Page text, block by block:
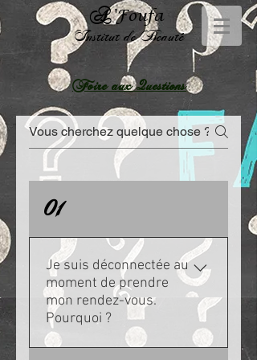
A'Foufa
Institut de Beauté
Foire aux Questions
01
Je suis déconnectée au
moment de prendre
mon rendez-vous.
Pourquoi ?